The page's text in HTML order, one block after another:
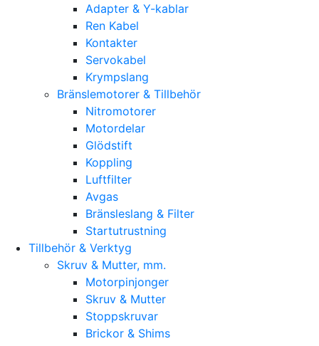
Adapter & Y-kablar
Ren Kabel
Kontakter
Servokabel
Krympslang
Bränslemotorer & Tillbehör
Nitromotorer
Motordelar
Glödstift
Koppling
Luftfilter
Avgas
Bränsleslang & Filter
Startutrustning
Tillbehör & Verktyg
Skruv & Mutter, mm.
Motorpinjonger
Skruv & Mutter
Stoppskruvar
Brickor & Shims